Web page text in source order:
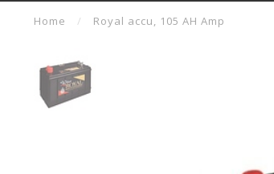
Home / Royal accu, 105 AH Amp